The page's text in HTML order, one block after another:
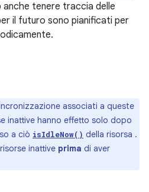
anche tenere traccia delle
il futuro sono pianificati per
associati a queste
inattive hanno effetto solo dopo
a ciò isIdleNow() della risorsa .
inattive prima di aver